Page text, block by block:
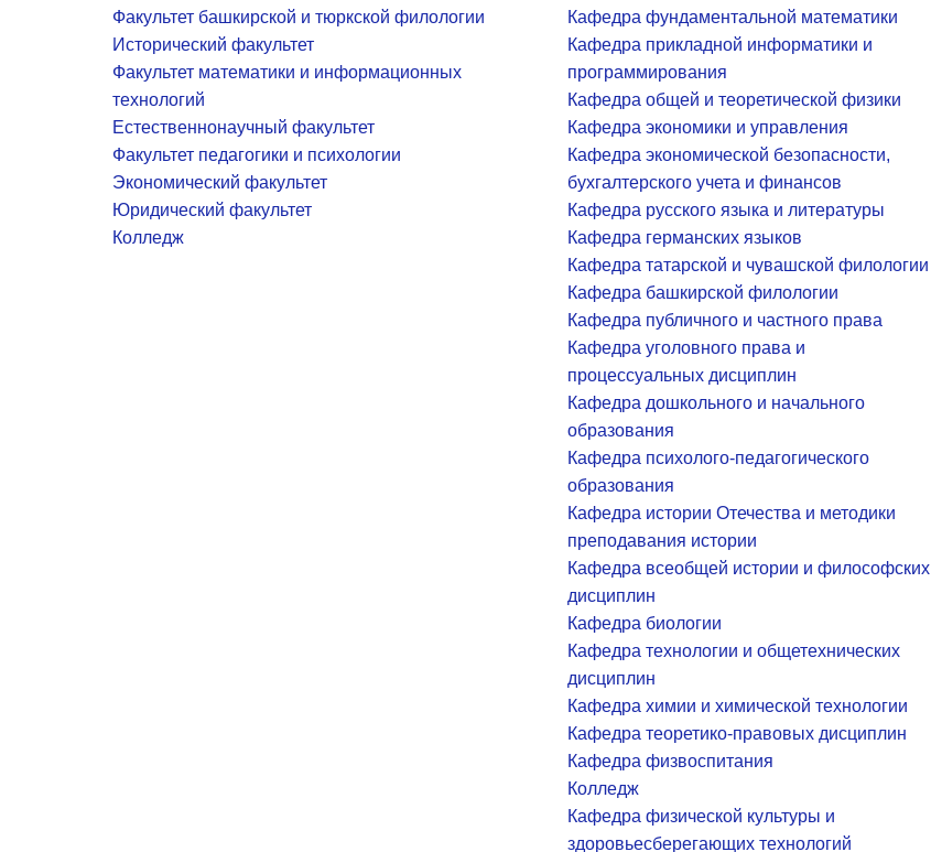
Факультет башкирской и тюркской филологии
Исторический факультет
Факультет математики и информационных
технологий
Естественнонаучный факультет
Факультет педагогики и психологии
Экономический факультет
Юридический факультет
Колледж
Кафедра фундаментальной математики
Кафедра прикладной информатики и
программирования
Кафедра общей и теоретической физики
Кафедра экономики и управления
Кафедра экономической безопасности,
бухгалтерского учета и финансов
Кафедра русского языка и литературы
Кафедра германских языков
Кафедра татарской и чувашской филологии
Кафедра башкирской филологии
Кафедра публичного и частного права
Кафедра уголовного права и
процессуальных дисциплин
Кафедра дошкольного и начального
образования
Кафедра психолого-педагогического
образования
Кафедра истории Отечества и методики
преподавания истории
Кафедра всеобщей истории и философских
дисциплин
Кафедра биологии
Кафедра технологии и общетехнических
дисциплин
Кафедра химии и химической технологии
Кафедра теоретико-правовых дисциплин
Кафедра физвоспитания
Колледж
Кафедра физической культуры и
здоровьесберегающих технологий